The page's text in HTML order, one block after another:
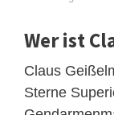
Wer ist
Claus
Sterne